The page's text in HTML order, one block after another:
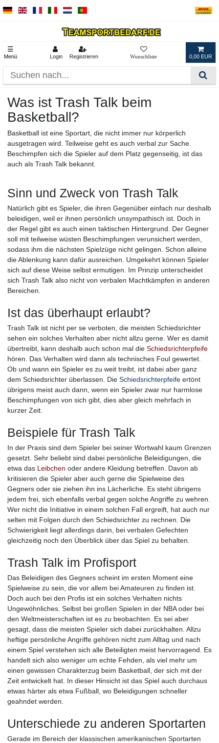
☰
Menü Login Registrieren 0,00 EUR
Was ist Trash Talk beim
Basketball?
Basketball ist eine Sportart, die nicht immer nur körperlich
ausgetragen wird. Teilweise geht es auch verbal zur Sache.
Beschimpfen sich die Spieler auf dem Platz gegenseitig, ist das
auch als Trash Talk bekannt.
Sinn und Zweck von Trash Talk
Natürlich gibt es Spieler, die ihren Gegenüber einfach nur deshalb
beleidigen, weil er ihnen persönlich unsympathisch ist. Doch in
der Regel gibt es auch einen taktischen Hintergrund. Der Gegner
soll mit teilweise wüsten Beschimpfungen verunsichert werden,
sodass ihm die nächsten Spielzüge nicht gelingen. Schon alleine
die Ablenkung kann dafür ausreichen. Umgekehrt können Spieler
sich auf diese Weise selbst ermutigen. Im Prinzip unterscheidet
sich Trash Talk also nicht von verbalen Machtkämpfen in anderen
Bereichen.
Ist das überhaupt erlaubt?
Trash Talk ist nicht per se verboten, die meisten Schiedsrichter
sehen ein solches Verhalten aber nicht allzu gerne. Wer es damit
übertreibt, kann deshalb auch schon mal die Schiedsrichterpfeife
hören. Das Verhalten wird dann als technisches Foul gewertet.
Ob und wann ein Spieler es zu weit treibt, ist dabei aber ganz
dem Schiedsrichter überlassen. Die Schiedsrichterpfeife ertönt
übrigens meist auch dann, wenn ein Spieler zwar nur harmlose
Beschimpfungen von sich gibt, dies aber gleich mehrfach in
kurzer Zeit.
Beispiele für Trash Talk
In der Praxis sind dem Spieler bei seiner Wortwahl kaum Grenzen
gesetzt. Sehr beliebt sind dabei persönliche Beleidigungen, die
etwa das Leibchen oder andere Kleidung betreffen. Davon ab
kritisieren die Spieler aber auch gerne die Spielweise des
Gegners oder sie ziehen ihn ins Lächerliche. Es steht übrigens
jedem frei, sich ebenfalls verbal gegen solche Angriffe zu wehren.
Wer nicht die Initiative in einem solchen Fall ergreift, hat auch nur
selten mit Folgen durch den Schiedsrichter zu rechnen. Die
Schwierigkeit liegt allerdings darin, bei verbalen Gefechten
gleichzeitig noch den Überblick über das Spiel zu behalten.
Trash Talk im Profisport
Das Beleidigen des Gegners scheint im ersten Moment eine
Spielweise zu sein, die vor allem bei Amateuren zu finden ist.
Doch auch bei den Profis ist ein solches Verhalten nichts
Ungewöhnliches. Selbst bei großen Spielen in der NBA oder bei
den Weltmeisterschaften ist es zu beobachten. Es sei aber
gesagt, dass die meisten Spieler sich dabei zurückhalten. Allzu
heftige persönliche Angriffe gehören nicht zum Alltag und nach
einem Spiel verstehen sich alle Beteiligten meist hervorragend. Es
handelt sich also weniger um echte Fehden, als viel mehr um
einen gewissen Charakterzug beim Basketball, der sich mit der
Zeit entwickelt hat. In dieser Hinsicht ist das Spiel auch durchaus
etwas härter als etwa Fußball, wo Beleidigungen schneller
geahndet werden.
Unterschiede zu anderen Sportarten
Gerade im Bereich der klassischen amerikanischen Sportarten